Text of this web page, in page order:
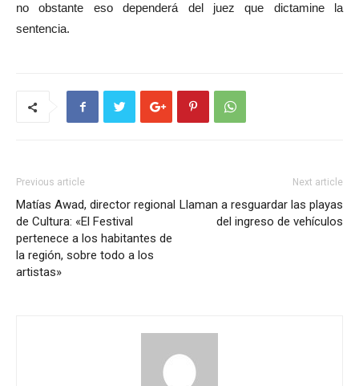
no obstante eso dependerá del juez que dictamine la
sentencia.
Previous article
Matías Awad, director regional
de Cultura: «El Festival
pertenece a los habitantes de
la región, sobre todo a los
artistas»
Next article
Llaman a resguardar las playas
del ingreso de vehículos